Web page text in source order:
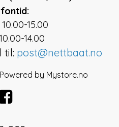
15.00
14.00
til: post@nettbaat.no
by Mystore.no